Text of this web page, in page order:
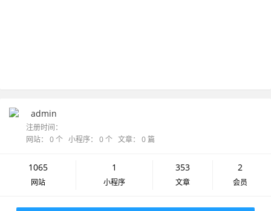
admin
注册时间：
网站： 0 个 小程序： 0 个 文章： 0 篇
1065
网站
1
小程序
353
文章
2
会员